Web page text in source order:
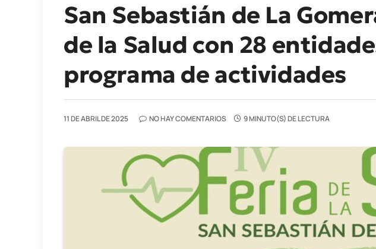
San Sebastián de La
de la Salud con 28
programa de actividades
11 DE ABRIL DE 2025 NO HAY COMENTARIOS 9 MINUTO(S) DE LECTURA